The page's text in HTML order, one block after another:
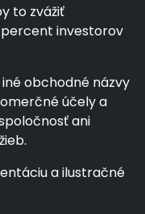
to zvážiť
investorov
obchodné názvy
účely a
ani
a ilustračné